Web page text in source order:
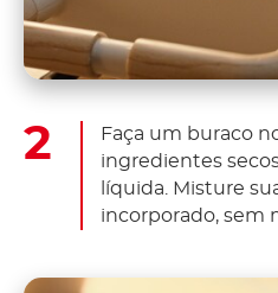
Faça um buraco
ingredientes
líquida. Misture
incorporado, sem